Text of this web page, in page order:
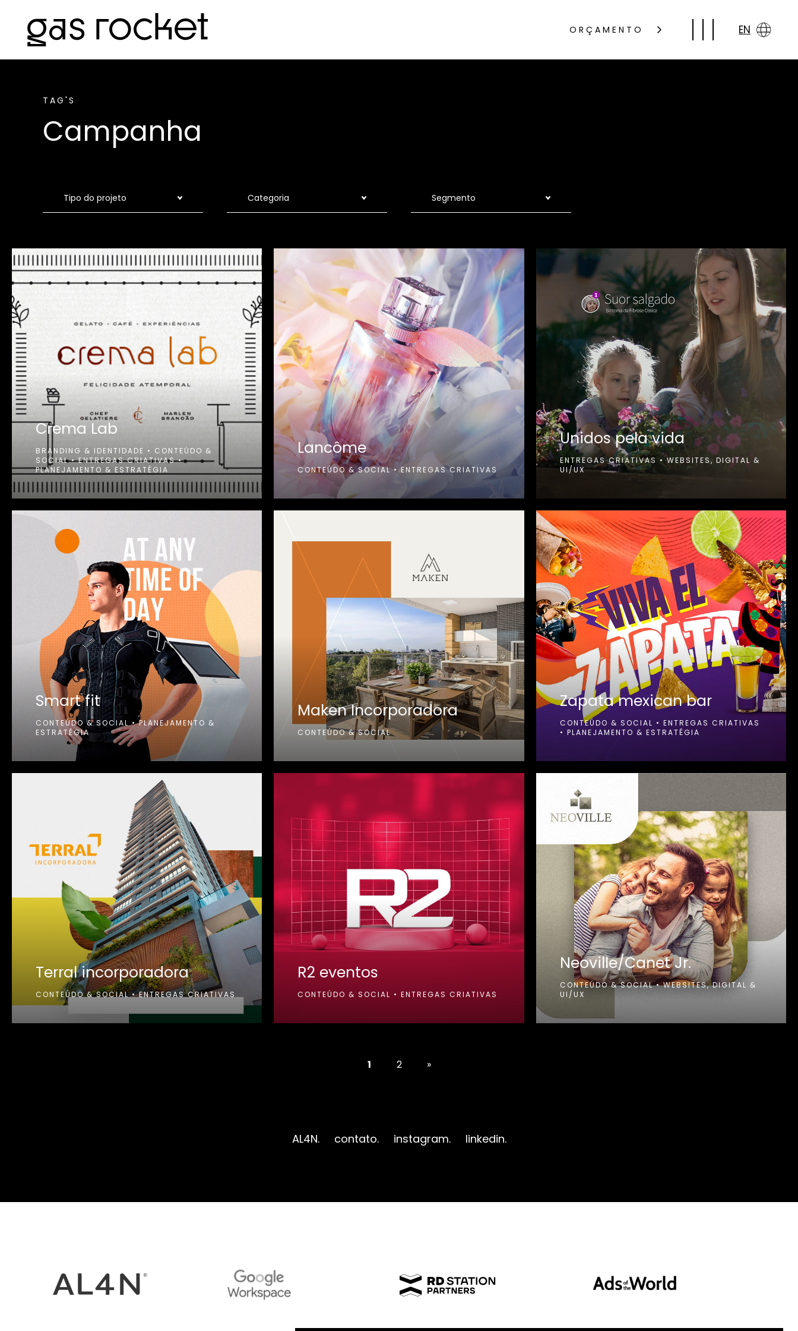
ORÇAMENTO EN
TAG'S
Campanha
Crema Lab
BRANDING & IDENTIDADE • CONTEÚDO &
SOCIAL•ENTREGAS CRIATIVAS•
PLANEJAMENTO & ESTRATÉGIA
Lancôme
CONTEÚDO & SOCIAL•ENTREGAS CRIATIVAS
Unidos pela vida
ENTREGAS CRIATIVAS •WEBSITES, DIGITAL &
UI/UX
Smart fit
CONTEÚDO & SOCIAL•PLANEJAMENTO &
ESTRATÉGIA
Maken Incorporadora
CONTEÚDO & SOCIAL
Zapata mexican bar
CONTEÚDO & SOCIAL • ENTREGAS CRIATIVAS
• PLANEJAMENTO & ESTRATÉGIA
Terral incorporadora
CONTEÚDO & SOCIAL•ENTREGAS CRIATIVAS
R2 eventos
CONTEÚDO & SOCIAL •ENTREGAS CRIATIVAS
Neoville/Canet Jr.
CONTEÚDO & SOCIAL•WEBSITES, DIGITAL &
UI/UX
1 2 »
AL4N. contato. instagram. linkedin.